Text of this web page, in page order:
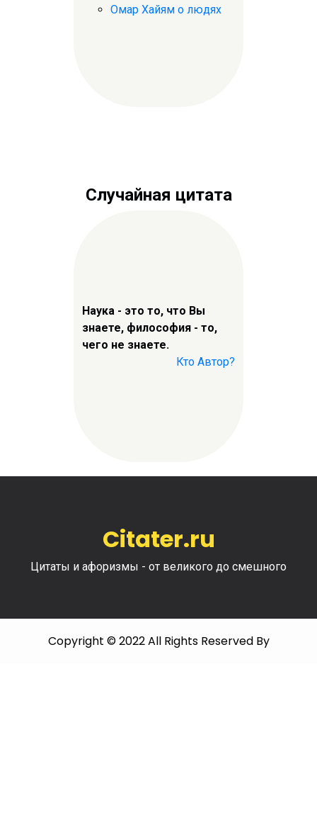
Омар Хайям о людях
Случайная цитата
Наука - это то, что Вы
знаете, философия - то,
чего не знаете.
Кто Автор?
Citater.ru
Цитаты и афоризмы - от великого до смешного
Copyright © 2022 All Rights Reserved By